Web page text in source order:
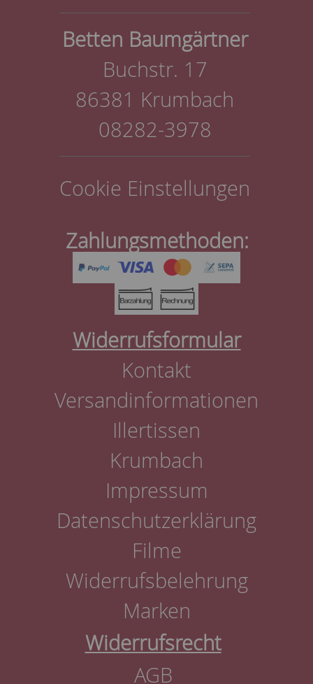
Betten Baumgärtner
Buchstr. 17
86381 Krumbach
08282-3978
Cookie Einstellungen
Zahlungsmethoden:
Widerrufsformular
Kontakt
Versandinformationen
Illertissen
Krumbach
Impressum
Datenschutzerklärung
Filme
Widerrufsbelehrung
Marken
Widerrufsrecht
AGB